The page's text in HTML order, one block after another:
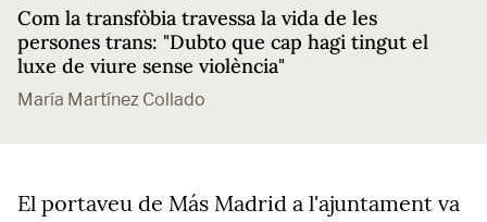
Com la transfòbia travessa la vida de les
persones trans: "Dubto que cap hagi tingut el
luxe de viure sense violència"
María Martínez Collado
El portaveu de Más Madrid a l'ajuntament va